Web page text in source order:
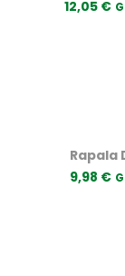
12,05 €
Rapala
9,98 €